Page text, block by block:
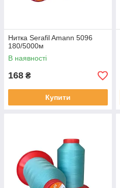
Нитка Serafil Amann 5096
180/5000м
В наявності
168 ₴
Купити